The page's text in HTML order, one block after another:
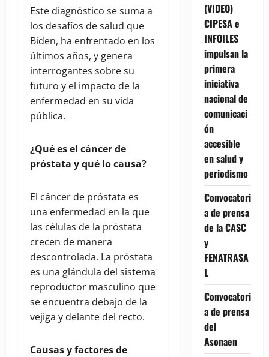
Este diagnóstico se suma a
los desafíos de salud que
Biden, ha enfrentado en los
últimos años, y genera
interrogantes sobre su
futuro y el impacto de la
enfermedad en su vida
pública.
¿Qué es el cáncer de
próstata y qué lo causa?
El cáncer de próstata es
una enfermedad en la que
las células de la próstata
crecen de manera
descontrolada. La próstata
es una glándula del sistema
reproductor masculino que
se encuentra debajo de la
vejiga y delante del recto.
Causas y factores de
(VIDEO)
CIPESA e
INFOILES
impulsan la
primera
iniciativa
nacional de
comunicaci
ón
accesible
en salud y
periodismo
Convocatori
a de prensa
de la CASC
y
FENATRASA
L
Convocatori
a de prensa
del
Asonaen